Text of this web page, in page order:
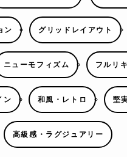
ン グリッドレイアウト
ニューモフィズム フルリ
ン 和風・レトロ 堅
高級感・ラグジュアリー